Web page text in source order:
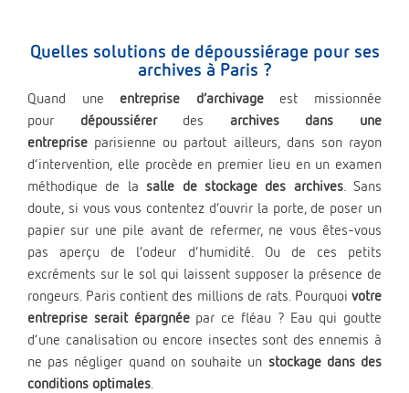
Quelles solutions de dépoussiérage pour ses
archives à Paris ?
Quand une entreprise d’archivageest missionnée
pour dépoussiérerdes archives dans une
entreprise parisienne ou partout ailleurs, dans son rayon
d’intervention, elle procède en premier lieu en un examen
méthodique de la salle de stockage des archives. Sans
doute, si vous vous contentez d’ouvrir la porte, de poser un
papier sur une pile avant de refermer, ne vous êtes-vous
pas aperçu de l’odeur d’humidité. Ou de ces petits
excréments sur le sol qui laissent supposer la présence de
rongeurs. Paris contient des millions de rats. Pourquoi votre
entreprise serait épargnéepar ce fléau ? Eau qui goutte
d’une canalisation ou encore insectes sont des ennemis à
ne pas négliger quand on souhaite un stockage dans des
conditions optimales.